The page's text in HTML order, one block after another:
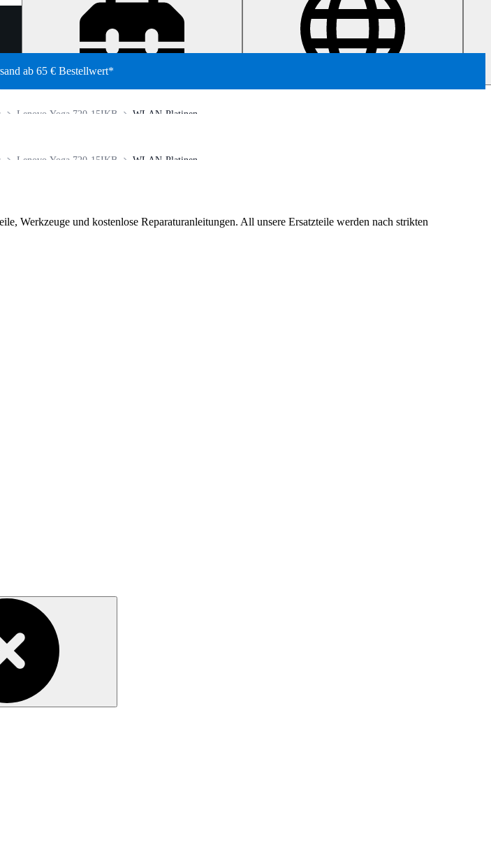
ab 65 € Bestellwert*
WLAN-Platinen
Lenovo Yoga 720-15IKB
WLAN-Platinen
Lenovo Yoga 720-15IKB
Werkzeuge und kostenlose Reparaturanleitungen. All unsere Ersatzteile werden nach strikten